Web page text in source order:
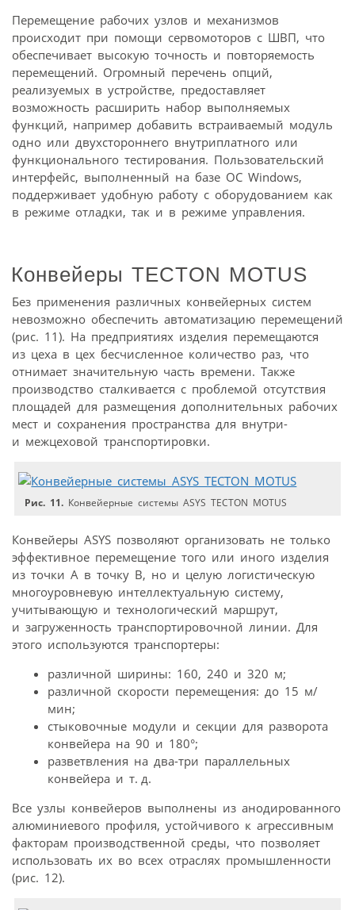
Перемещение рабочих узлов и механизмов
происходит при помощи сервомоторов с ШВП, что
обеспечивает высокую точность и повторяемость
перемещений. Огромный перечень опций,
реализуемых в устройстве, предоставляет
возможность расширить набор выполняемых
функций, например добавить встраиваемый модуль
одно­ или двухстороннего внутриплатного или
функционального тестирования. Пользовательский
интерфейс, выполненный на базе ОС Windows,
поддерживает удобную работу с оборудованием как
в режиме отладки, так и в режиме управления.
Конвейеры TECTON MOTUS
Без применения различных конвейерных систем
невозможно обеспечить автоматизацию перемещений
(рис. 11). На предприятиях изделия перемещаются
из цеха в цех бесчисленное количество раз, что
отнимает значительную часть времени. Также
производство сталкивается с проблемой отсутствия
площадей для размещения дополнительных рабочих
мест и сохранения пространства для внутри­
и межцеховой транспортировки.
Рис. 11. Конвейерные системы ASYS TECTON MOTUS
Конвейеры ASYS позволяют организовать не только
эффективное перемещение того или иного изделия
из точки А в точку В, но и целую логистическую
многоуровневую интеллектуальную систему,
учитывающую и технологический маршрут,
и загруженность транспортировочной линии. Для
этого используются транспортеры:
различной ширины: 160, 240 и 320 м;
различной скорости перемещения: до 15 м/
мин;
стыковочные модули и секции для разворота
конвейера на 90 и 180°;
разветвления на два­-три параллельных
конвейера и т. д.
Все узлы конвейеров выполнены из анодированного
алюминиевого профиля, устойчивого к агрессивным
факторам производственной среды, что позволяет
использовать их во всех отраслях промышленности
(рис. 12).